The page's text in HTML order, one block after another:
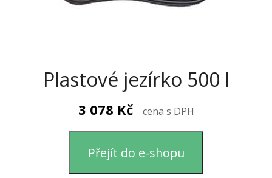
Plastové jezírko 500 l
3 078 Kč cena s DPH
Přejít do e-shopu